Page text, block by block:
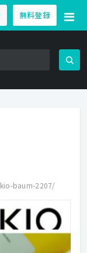
無料登録
baum-2207/